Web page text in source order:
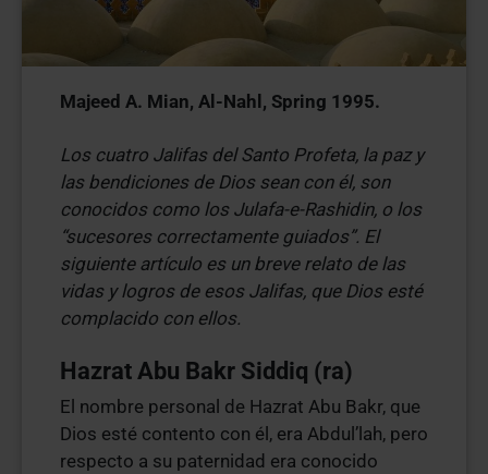
Majeed A. Mian, Al-Nahl, Spring 1995.
Los cuatro Jalifas del Santo Profeta, la paz y
las bendiciones de Dios sean con él, son
conocidos como los Julafa-e-Rashidin, o los
“sucesores correctamente guiados”. El
siguiente artículo es un breve relato de las
vidas y logros de esos Jalifas, que Dios esté
complacido con ellos.
Hazrat Abu Bakr Siddiq (ra)
El nombre personal de Hazrat Abu Bakr, que
Dios esté contento con él, era Abdul’lah, pero
respecto a su paternidad era conocido